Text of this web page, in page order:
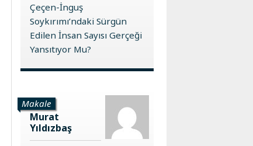
Çeçen-İnguş
Soykırımı’ndaki Sürgün
Edilen İnsan Sayısı Gerçeği
Yansıtıyor Mu?
Makale
Murat
Yıldızbaş